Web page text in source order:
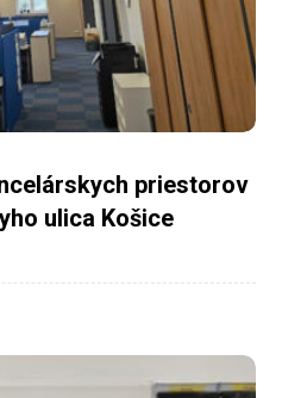
priestorov
ulica Košice